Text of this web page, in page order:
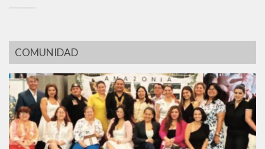
COMUNIDAD